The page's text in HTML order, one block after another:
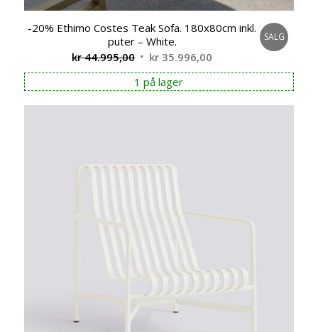
-20% Ethimo Costes Teak Sofa. 180x80cm inkl.
puter – White.
kr44.995,00 Opprinnelig
pris
var:
kr 44.995,00.
kr 35.996,00 Nåværende
pris
er:
kr 35.996,00.
SALG
1 på lager